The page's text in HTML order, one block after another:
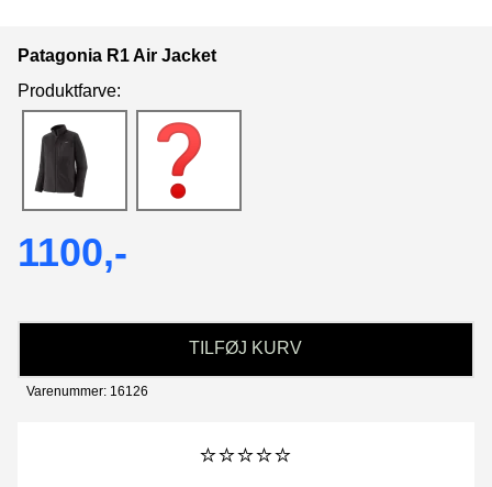
Patagonia R1 Air Jacket
Produktfarve:
1100,-
TILFØJ KURV
Varenummer: 16126
⭐⭐⭐⭐⭐